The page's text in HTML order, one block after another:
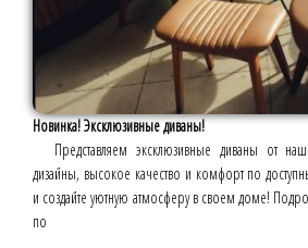
Новинка! Эксклюзивные диваны!
Представляем эксклюзивные диваны от
дизайны, высокое качество и комфорт по
и создайте уютную атмосферу в своем доме!
по